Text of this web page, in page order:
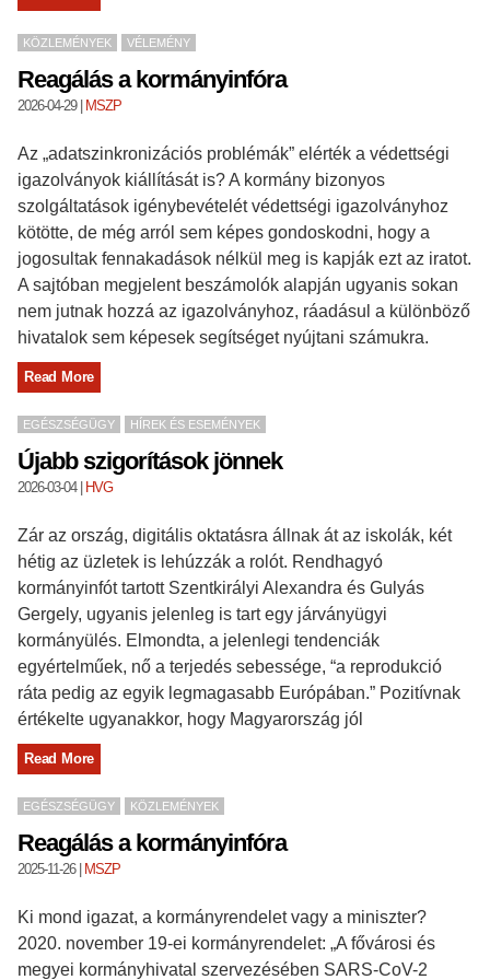
KÖZLEMÉNYEK VÉLEMÉNY
Reagálás a kormányinfóra
2026-04-29| MSZP
Az „adatszinkronizációs problémák” elérték a védettségi
igazolványok kiállítását is? A kormány bizonyos
szolgáltatások igénybevételét védettségi igazolványhoz
kötötte, de még arról sem képes gondoskodni, hogy a
jogosultak fennakadások nélkül meg is kapják ezt az iratot.
A sajtóban megjelent beszámolók alapján ugyanis sokan
nem jutnak hozzá az igazolványhoz, ráadásul a különböző
hivatalok sem képesek segítséget nyújtani számukra.
Read More
EGÉSZSÉGÜGY HÍREK ÉS ESEMÉNYEK
Újabb szigorítások jönnek
2026-03-04| HVG
Zár az ország, digitális oktatásra állnak át az iskolák, két
hétig az üzletek is lehúzzák a rolót. Rendhagyó
kormányinfót tartott Szentkirályi Alexandra és Gulyás
Gergely, ugyanis jelenleg is tart egy járványügyi
kormányülés. Elmondta, a jelenlegi tendenciák
egyértelműek, nő a terjedés sebessége, “a reprodukció
ráta pedig az egyik legmagasabb Európában.” Pozitívnak
értékelte ugyanakkor, hogy Magyarország jól
Read More
EGÉSZSÉGÜGY KÖZLEMÉNYEK
Reagálás a kormányinfóra
2025-11-26| MSZP
Ki mond igazat, a kormányrendelet vagy a miniszter?
2020. november 19-ei kormányrendelet: „A fővárosi és
megyei kormányhivatal szervezésében SARS-CoV-2